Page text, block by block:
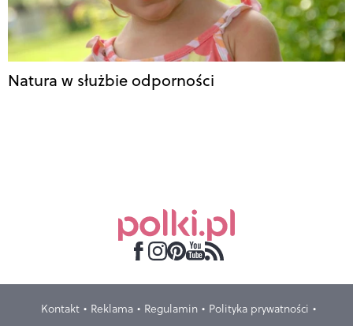
Natura w służbie odporności
Kontakt Reklama Regulamin
Polityka prywatności